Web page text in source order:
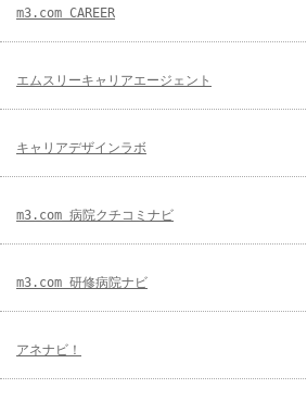
m3.com CAREER
エムスリーキャリアエージェント
キャリアデザインラボ
m3.com 病院クチコミナビ
m3.com 研修病院ナビ
アネナビ！